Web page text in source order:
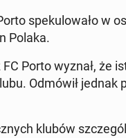
spe­ku­lo­wa­ło w
Polaka.
Porto wyznał, że
Odmówił jednak
klubów